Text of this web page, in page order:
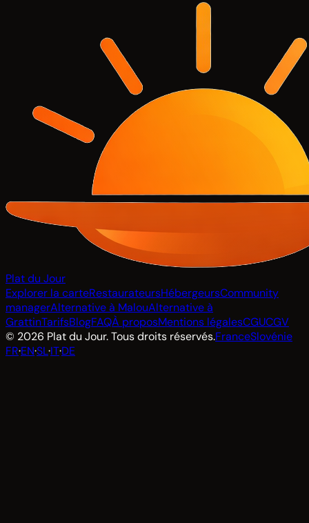
Plat du Jour
Explorer la carteRestaurateursHébergeursCommunity
managerAlternative à MalouAlternative à
GrattinTarifsBlogFAQÀ proposMentions légalesCGUCGV
© 2026 Plat du Jour. Tous droits réservés.FranceSlovénie
FR·EN·SL·IT·DE